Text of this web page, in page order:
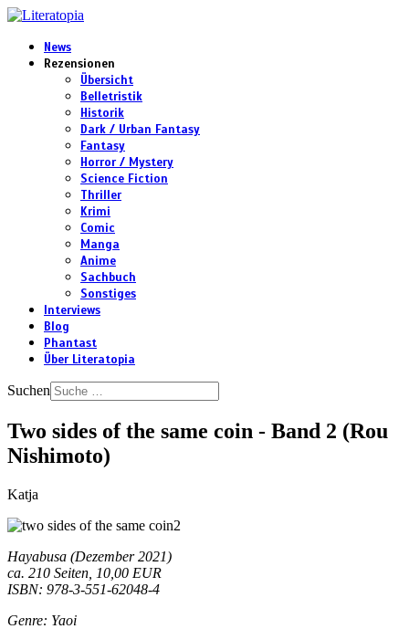
News
Rezensionen
Übersicht
Belletristik
Historik
Dark / Urban Fantasy
Fantasy
Horror / Mystery
Science Fiction
Thriller
Krimi
Comic
Manga
Anime
Sachbuch
Sonstiges
Interviews
Blog
Phantast
Über Literatopia
Suchen
Two sides of the same coin - Band 2 (Rou
Nishimoto)
Katja
Hayabusa (Dezember 2021)
ca. 210 Seiten, 10,00 EUR
ISBN: 978-3-551-62048-4
Genre: Yaoi